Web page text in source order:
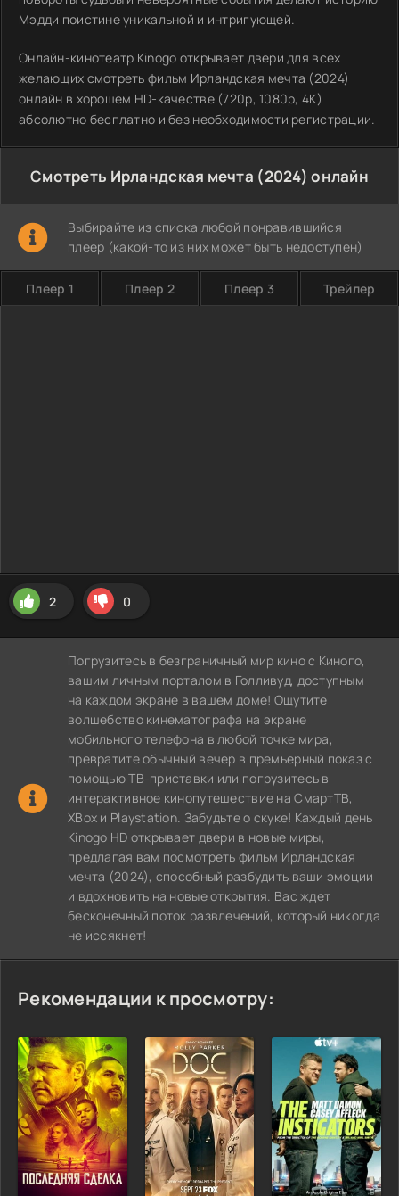
Мэдди поистине уникальной и интригующей.
Онлайн-кинотеатр Kinogo открывает двери для всех
желающих смотреть фильм Ирландская мечта (2024)
онлайн в хорошем HD-качестве (720p, 1080p, 4K)
абсолютно бесплатно и без необходимости регистрации.
Смотреть Ирландская мечта (2024) онлайн
Выбирайте из списка любой понравившийся
плеер (какой-то из них может быть недоступен)
Плеер 1 Плеер 2 Плеер 3 Трейлер
2 0
Погрузитесь в безграничный мир кино с Киного,
вашим личным порталом в Голливуд, доступным
на каждом экране в вашем доме! Ощутите
волшебство кинематографа на экране
мобильного телефона в любой точке мира,
превратите обычный вечер в премьерный показ с
помощью ТВ-приставки или погрузитесь в
интерактивное кинопутешествие на СмартТВ,
XBox и Playstation. Забудьте о скуке! Каждый день
Kinogo HD открывает двери в новые миры,
предлагая вам посмотреть фильм Ирландская
мечта (2024), способный разбудить ваши эмоции
и вдохновить на новые открытия. Вас ждет
бесконечный поток развлечений, который никогда
не иссякнет!
Рекомендации к просмотру: